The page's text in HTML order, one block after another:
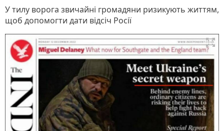
У тилу ворога звичайні громадяни ризикують життям,
щоб допомогти дати відсіч Росії
